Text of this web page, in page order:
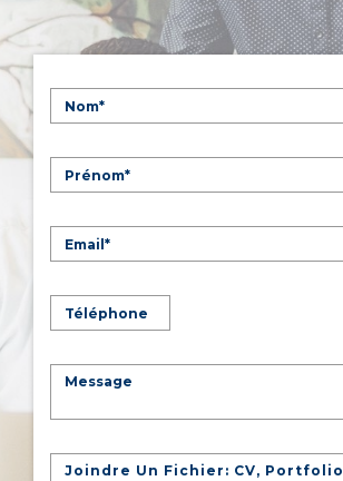
Joindre Un Fichier: CV, Portfolio